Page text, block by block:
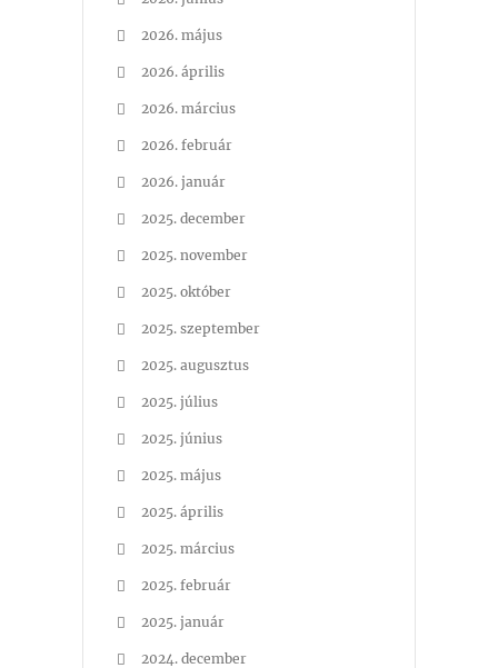
2026. május
2026. április
2026. március
2026. február
2026. január
2025. december
2025. november
2025. október
2025. szeptember
2025. augusztus
2025. július
2025. június
2025. május
2025. április
2025. március
2025. február
2025. január
2024. december